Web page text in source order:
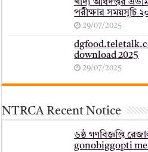
খাদ্য অধিদপ্তর
পরীক্ষার সময়সূচি
29/07/2025
download 2025
29/07/2025
NTRCA Recent Notice
৬ষ্ঠ গণবিজ্ঞপ্তি
gonobiggopti